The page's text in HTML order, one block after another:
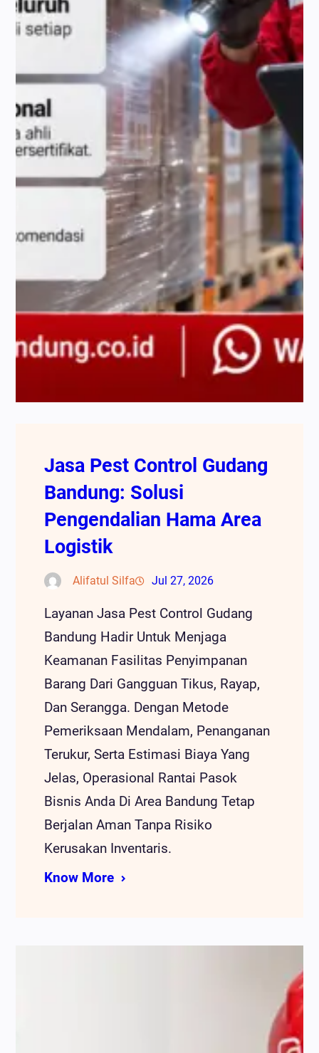
Jasa Pest Control Gudang
Bandung: Solusi
Pengendalian Hama Area
Logistik
Alifatul Silfa Jul 27, 2026
Layanan Jasa Pest Control Gudang
Bandung Hadir Untuk Menjaga
Keamanan Fasilitas Penyimpanan
Barang Dari Gangguan Tikus, Rayap,
Dan Serangga. Dengan Metode
Pemeriksaan Mendalam, Penanganan
Terukur, Serta Estimasi Biaya Yang
Jelas, Operasional Rantai Pasok
Bisnis Anda Di Area Bandung Tetap
Berjalan Aman Tanpa Risiko
Kerusakan Inventaris.
Know More